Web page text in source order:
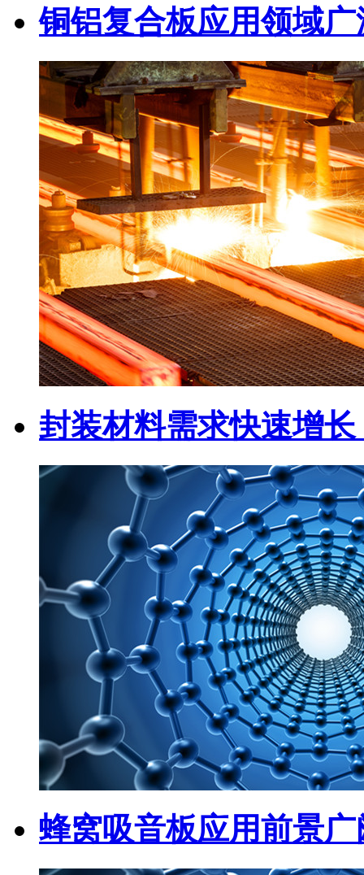
铜铝复合板应用领域
封装材料需求快速增
蜂窝吸音板应用前景